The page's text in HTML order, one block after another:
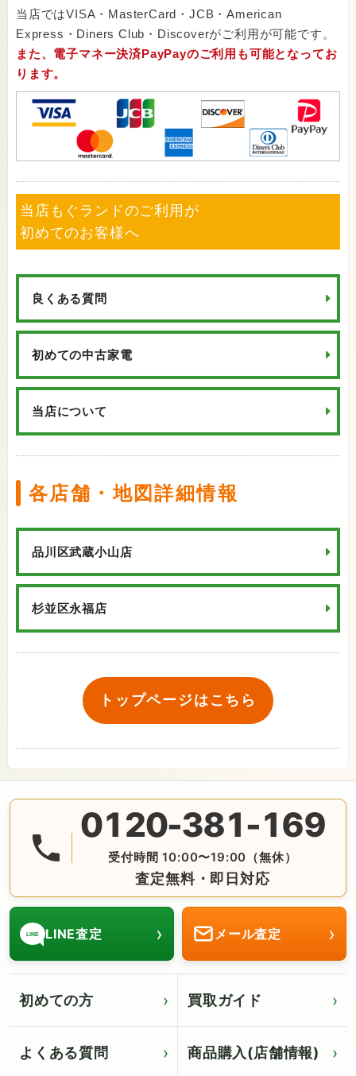
当店ではVISA・MasterCard・JCB・American
Express・Diners Club・Discoverがご利用が可能です。
また、電子マネー決済PayPayのご利用も可能となってお
ります。
当店もぐランドのご利用が
初めてのお客様へ
良くある質問
初めての中古家電
当店について
各店舗・地図詳細情報
品川区武蔵小山店
杉並区永福店
トップページはこちら
0120-381-169
受付時間 10:00〜19:00（無休）
査定無料・即日対応
無料の電話査定・見積もり お問合せは番号をタップ♪
LINE LINE査定 › メール査定 ›
初めての方 買取ガイド
よくある質問 商品購入(店舗情報)